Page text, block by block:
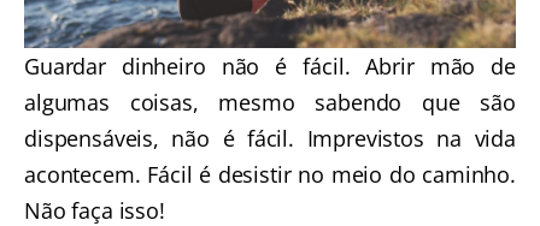
Guardar dinheiro não é fácil. Abrir mão de
algumas coisas, mesmo sabendo que são
dispensáveis, não é fácil. Imprevistos na vida
acontecem. Fácil é desistir no meio do caminho.
Não faça isso!